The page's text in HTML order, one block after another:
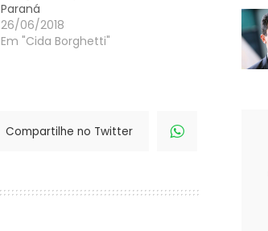
Paraná
26/06/2018
Em "Cida Borghetti"
Compartilhe no Twitter